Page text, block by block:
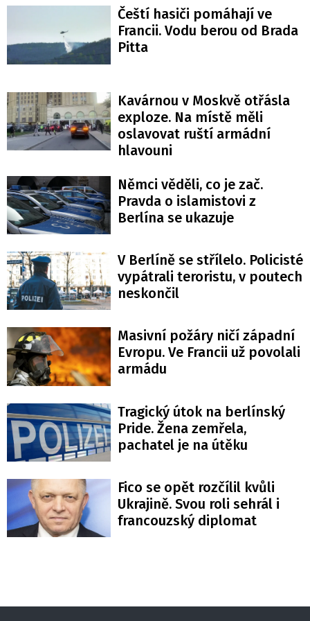
Čeští hasiči pomáhají ve
Francii. Vodu berou od Brada
Pitta
Kavárnou v Moskvě otřásla
exploze. Na místě měli
oslavovat ruští armádní
hlavouni
Němci věděli, co je zač.
Pravda o islamistovi z
Berlína se ukazuje
V Berlíně se střílelo. Policisté
vypátrali teroristu, v poutech
neskončil
Masivní požáry ničí západní
Evropu. Ve Francii už povolali
armádu
Tragický útok na berlínský
Pride. Žena zemřela,
pachatel je na útěku
Fico se opět rozčílil kvůli
Ukrajině. Svou roli sehrál i
francouzský diplomat